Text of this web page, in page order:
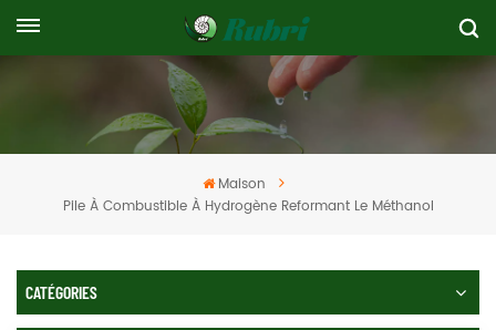
Maison
Pile À Combustible À Hydrogène Reformant Le Méthanol
CATÉGORIES